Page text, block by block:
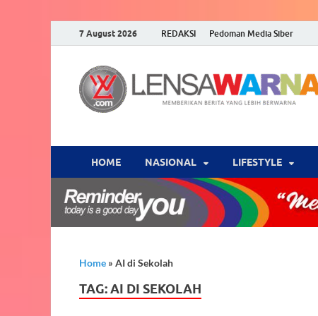
7 August 2026 REDAKSI Pedoman Media Siber
HOME NASIONAL ‎LIFESTYLE
Home » AI di Sekolah
TAG:AI DI SEKOLAH